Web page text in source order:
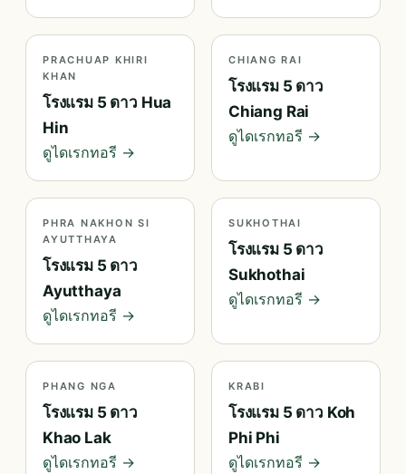
PRACHUAP KHIRI
KHAN
โรงแรม 5 ดาว Hua
Hin
ดูไดเรกทอรี →
CHIANG RAI
โรงแรม 5 ดาว
Chiang Rai
ดูไดเรกทอรี →
PHRA NAKHON SI
AYUTTHAYA
โรงแรม 5 ดาว
Ayutthaya
ดูไดเรกทอรี →
SUKHOTHAI
โรงแรม 5 ดาว
Sukhothai
ดูไดเรกทอรี →
PHANG NGA
โรงแรม 5 ดาว
Khao Lak
ดูไดเรกทอรี →
KRABI
โรงแรม 5 ดาว Koh
Phi Phi
ดูไดเรกทอรี →